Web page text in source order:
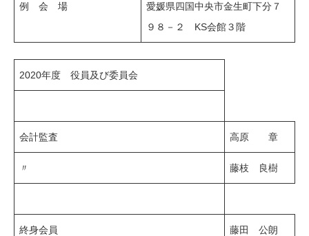
例 会 場
愛媛県四国中央市金生町下分７
９８－２ KS会館３階
2020年度 役員及び委員会
会計監査 高原 章
〃 藤枝 良樹
終身会員 藤田 公朗